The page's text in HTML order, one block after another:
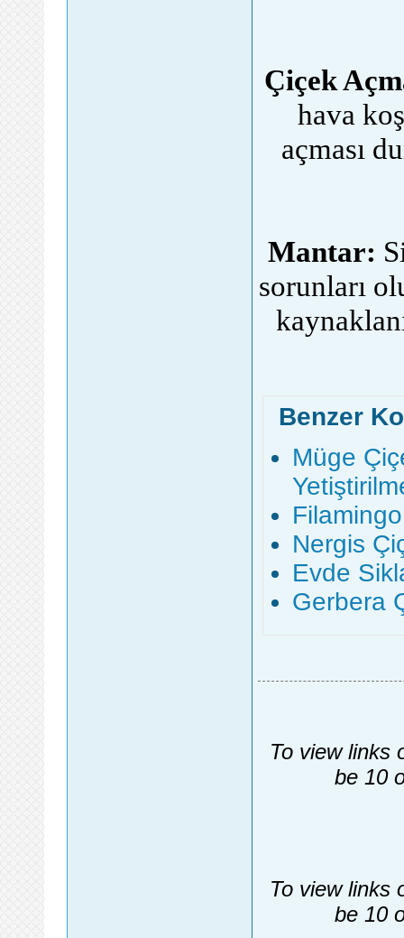
Çiçek
hava
açması
Mantar:
sorunları
Benzer
Müge
Nergis
Evde
Gerbera
To view links
be 10
To view links
be 10